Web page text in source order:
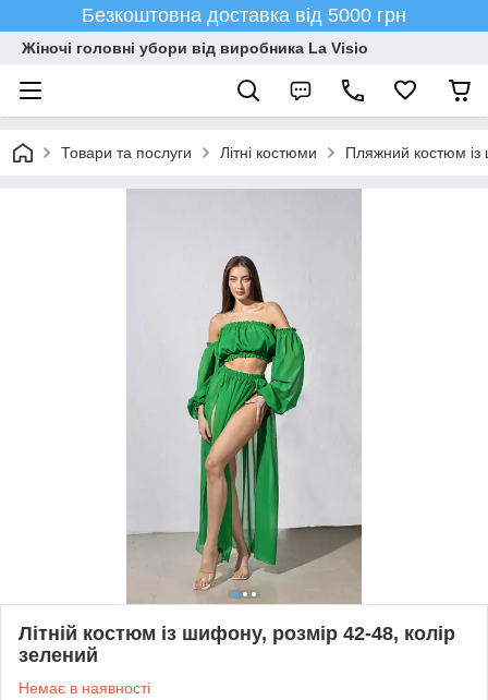
Безкоштовна доставка від 5000 грн
Жіночі головні убори від виробника La Visio
Товари та послуги Літні костюми Пляжний костюм
Літній костюм із шифону, розмір 42-48, колір
зелений
Немає в наявності